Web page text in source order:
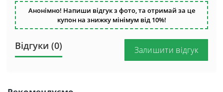
Анонімно! Напиши відгук з фото, та отримай за це
купон на знижку мінімум від 10%!
Відгуки (0) Залишити відгук